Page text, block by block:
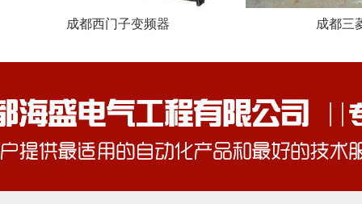
成都西门子变频器 成都三